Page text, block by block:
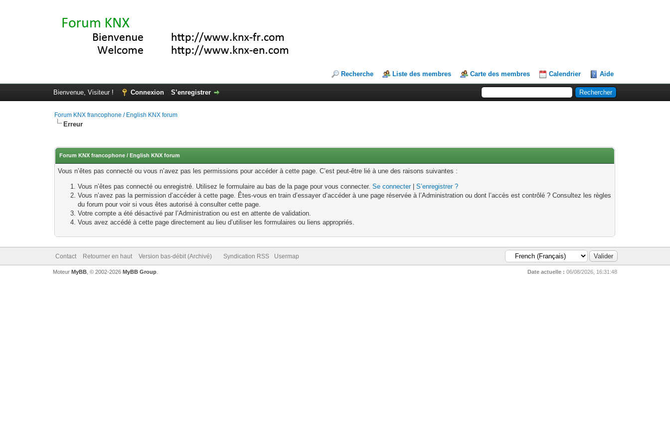
Recherche Liste des membres Carte des membres Calendrier Aide
Bienvenue, Visiteur ! Connexion S’enregistrer
Forum KNX francophone / English KNX forum
Erreur
Forum KNX francophone / English KNX forum
Vous n’êtes pas connecté ou vous n’avez pas les permissions pour accéder à cette page. C’est peut-être lié à une des raisons suivantes :
Vous n’êtes pas connecté ou enregistré. Utilisez le formulaire au bas de la page pour vous connecter.Se connecter|S’enregistrer ?
Vous n’avez pas la permission d’accéder à cette page. Êtes-vous en train d’essayer d’accéder à une page réservée à l’Administration ou dont l’accès est contrôlé ? Consultez les règles
du forum pour voir si vous êtes autorisé à consulter cette page.
Votre compte a été désactivé par l’Administration ou est en attente de validation.
Vous avez accédé à cette page directement au lieu d’utiliser les formulaires ou liens appropriés.
Contact Retourner en haut Version bas-débit (Archivé) Syndication RSS Usermap
Date actuelle : 06/08/2026, 16:31:48
Moteur MyBB, © 2002-2026 MyBB Group.